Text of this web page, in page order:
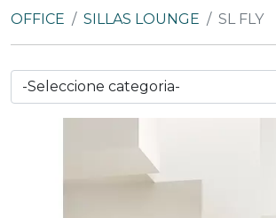
OFFICE SILLAS LOUNGE SL FLY